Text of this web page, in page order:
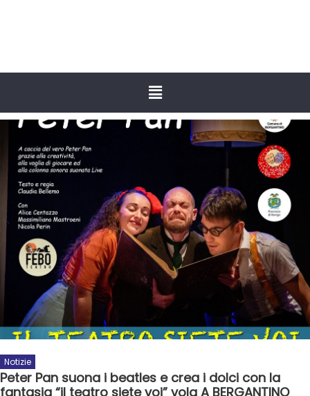
Notizie
Peter Pan suona i beatles e crea i dolci con la
fantasia “il teatro siete voi” vola A BERGANTINO